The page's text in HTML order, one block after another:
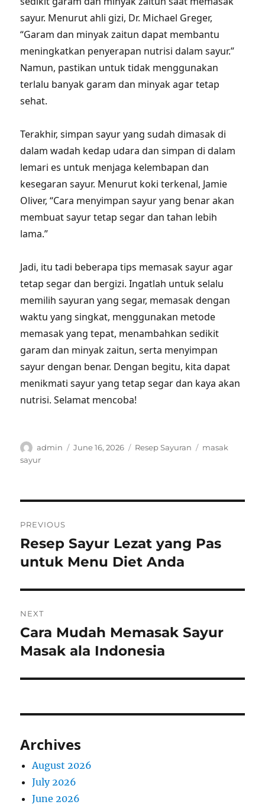
sayur. Menurut ahli gizi, Dr. Michael Greger,
“Garam dan minyak zaitun dapat membantu
meningkatkan penyerapan nutrisi dalam sayur.”
Namun, pastikan untuk tidak menggunakan
terlalu banyak garam dan minyak agar tetap
sehat.
Terakhir, simpan sayur yang sudah dimasak di
dalam wadah kedap udara dan simpan di dalam
lemari es untuk menjaga kelembapan dan
kesegaran sayur. Menurut koki terkenal, Jamie
Oliver, “Cara menyimpan sayur yang benar akan
membuat sayur tetap segar dan tahan lebih
lama.”
Jadi, itu tadi beberapa tips memasak sayur agar
tetap segar dan bergizi. Ingatlah untuk selalu
memilih sayuran yang segar, memasak dengan
waktu yang singkat, menggunakan metode
memasak yang tepat, menambahkan sedikit
garam dan minyak zaitun, serta menyimpan
sayur dengan benar. Dengan begitu, kita dapat
menikmati sayur yang tetap segar dan kaya akan
nutrisi. Selamat mencoba!
Author
admin
Posted
June 16, 2026 Categories
Resep Sayuran Tags
masak
sayur
navigation
PREVIOUS
Previous
post:
Resep Sayur Lezat yang Pas
untuk Menu Diet Anda
NEXT
Next
post:
Cara Mudah Memasak Sayur
Masak ala Indonesia
Archives
August 2026
July 2026
June 2026